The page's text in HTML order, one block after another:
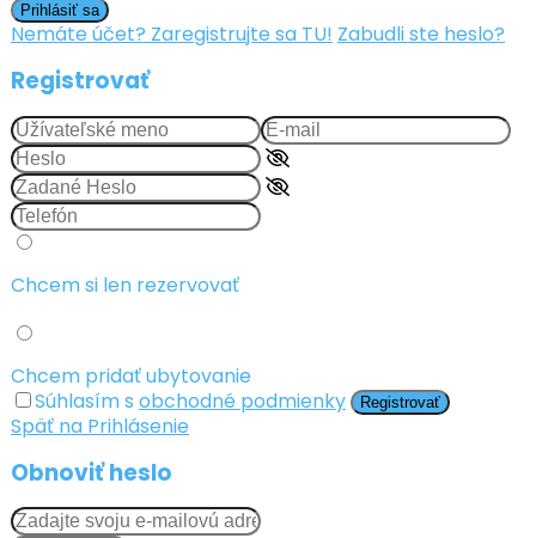
Prihlásiť sa
Nemáte účet? Zaregistrujte sa TU! Zabudli ste heslo?
Registrovať
Chcem si len rezervovať
Chcem pridať ubytovanie
Súhlasím s obchodné podmienky Registrovať
Späť na Prihlásenie
Obnoviť heslo